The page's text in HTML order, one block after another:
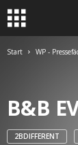
Start WP -
B&B
2BDIFFERENT